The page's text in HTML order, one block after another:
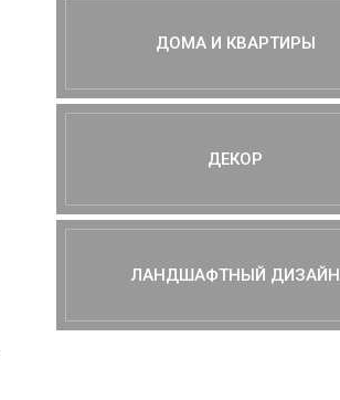
ДОМА И КВАРТИРЫ
ДЕКОР
ЛАНДШАФТНЫЙ ДИЗАЙН